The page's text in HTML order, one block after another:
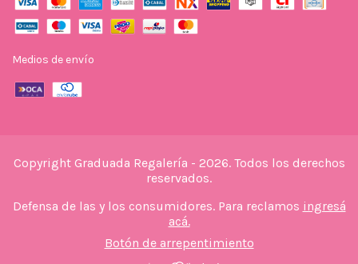
Medios de envío
Copyright Graduada Regalería - 2026. Todos los derechos
reservados.
Defensa de las y los consumidores. Para reclamos ingresá
acá.
Botón de arrepentimiento